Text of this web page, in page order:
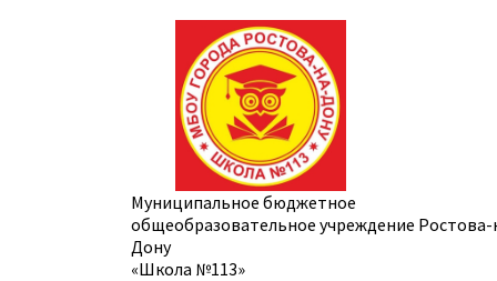
Муниципальное бюджетное
общеобразовательное учреждение
Дону
«Школа №113»